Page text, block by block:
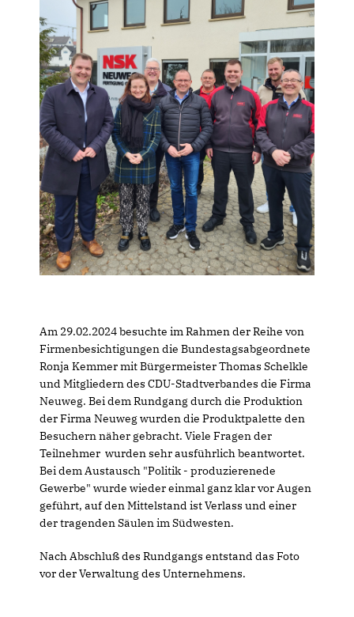
Am 29.02.2024 besuchte im Rahmen der Reihe von
Firmenbesichtigungen die Bundestagsabgeordnete
Ronja Kemmer mit Bürgermeister Thomas Schelkle
und Mitgliedern des CDU-Stadtverbandes die Firma
Neuweg. Bei dem Rundgang durch die Produktion
der Firma Neuweg wurden die Produktpalette den
Besuchern näher gebracht. Viele Fragen der
Teilnehmer wurden sehr ausführlich beantwortet.
Bei dem Austausch "Politik - produzierenede
Gewerbe" wurde wieder einmal ganz klar vor Augen
geführt, auf den Mittelstand ist Verlass und einer
der tragenden Säulen im Südwesten.
Nach Abschluß des Rundgangs entstand das Foto
vor der Verwaltung des Unternehmens.